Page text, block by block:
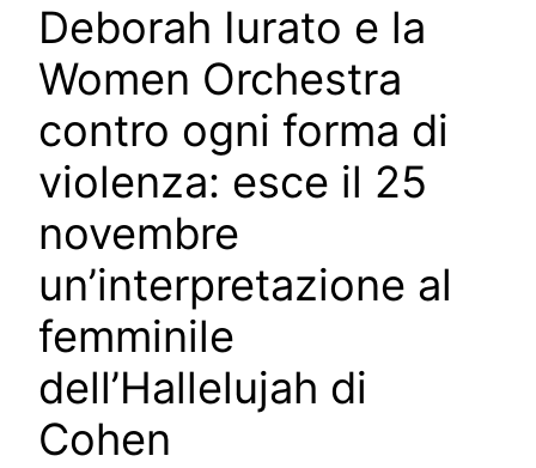
Deborah Iurato e la
Women Orchestra
contro ogni forma di
violenza: esce il 25
novembre
un’interpretazione al
femminile
dell’Hallelujah di
Cohen